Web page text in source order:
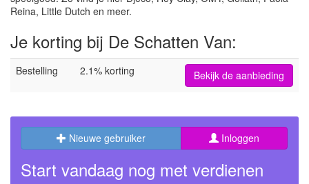
Reina, Little Dutch en meer.
Je korting bij De Schatten Van:
Bestelling 2.1% korting Bekijk de aanbieding
Nieuwe gebruiker Inloggen
Start vandaag nog met verdienen